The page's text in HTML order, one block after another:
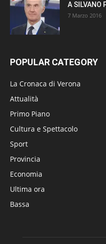
A SILVANO
7 Marzo 2016
POPULAR CATEGORY
La Cronaca di Verona
Attualità
Primo Piano
Cultura e Spettacolo
Sport
Provincia
Economia
Ultima ora
Bassa